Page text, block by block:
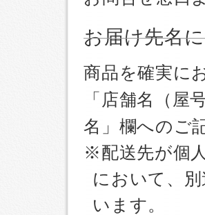
お届け先名
商品を確実に
「店舗名（屋
名」欄へのご
※配送先が個
において、
います。